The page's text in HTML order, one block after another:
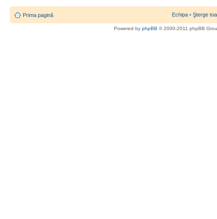
Prima pagină Echipa • Şterge
Powered by phpBB © 2000-2011 phpBB